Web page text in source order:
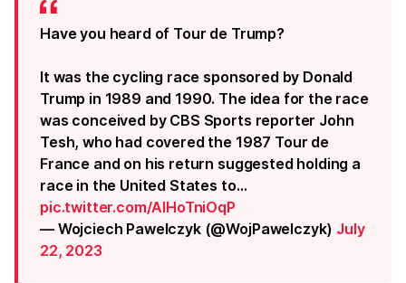
Have you heard of Tour de Trump?
It was the cycling race sponsored by Donald
Trump in 1989 and 1990. The idea for the race
was conceived by CBS Sports reporter John
Tesh, who had covered the 1987 Tour de
France and on his return suggested holding a
race in the United States to…
pic.twitter.com/AIHoTniOqP
— Wojciech Pawelczyk (@WojPawelczyk) July
22, 2023